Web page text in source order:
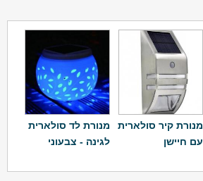
מנורת קיר סולארית
עם חיישן
מנורת לד סולארית
לגינה - צבעוני